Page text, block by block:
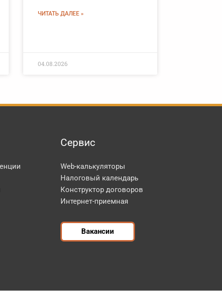
ЧИТАТЬ ДАЛЕЕ »
04.08.2026
Сервис
Web-калькуляторы
Налоговый календарь
Конструктор договоров
Интернет-приемная
Вакансии